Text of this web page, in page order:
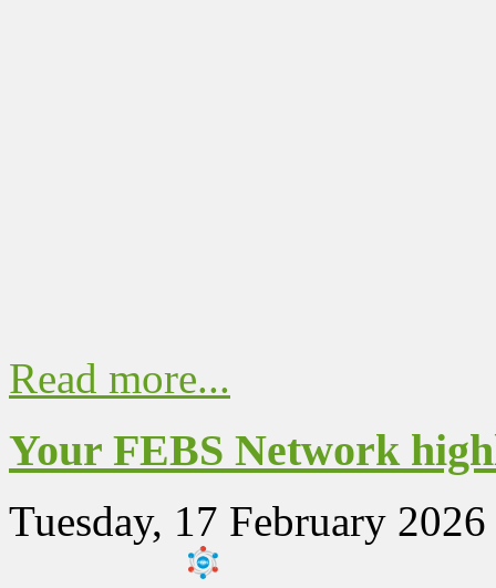
Read more...
Your FEBS Network
Tuesday, 17 February